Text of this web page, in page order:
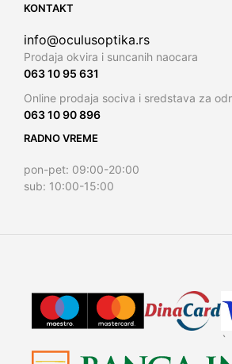
KONTAKT
info@oculusoptika.rs
Prodaja okvira i suncanih naocara
063 10 95 631
Online prodaja sociva i sredstava za
063 10 90 896
RADNO VREME
pon-pet: 09:00-20:00
sub: 10:00-15:00
`